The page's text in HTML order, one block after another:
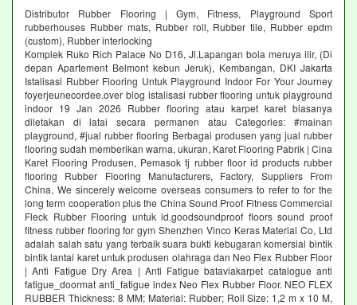
Distributor Rubber Flooring | Gym, Fitness, Playground Sport
rubberhouses Rubber mats, Rubber roll, Rubber tile, Rubber epdm
(custom), Rubber interlocking
Komplek Ruko Rich Palace No D16, Jl.Lapangan bola meruya ilir, (Di
depan Apartement Belmont kebun Jeruk), Kembangan, DKI Jakarta
Istalisasi Rubber Flooring Untuk Playground Indoor For Your Journey
foyerjeunecordee.over blog istalisasi rubber flooring untuk playground
indoor 19 Jan 2026 Rubber flooring atau karpet karet biasanya
diletakan di latai secara permanen atau Categories: #mainan
playground, #jual rubber flooring Berbagai produsen yang jual rubber
flooring sudah memberikan warna, ukuran, Karet Flooring Pabrik | Cina
Karet Flooring Produsen, Pemasok tj rubber floor id products rubber
flooring Rubber Flooring Manufacturers, Factory, Suppliers From
China, We sincerely welcome overseas consumers to refer to for the
long term cooperation plus the China Sound Proof Fitness Commercial
Fleck Rubber Flooring untuk id.goodsoundproof floors sound proof
fitness rubber flooring for gym Shenzhen Vinco Keras Material Co, Ltd
adalah salah satu yang terbaik suara bukti kebugaran komersial bintik
bintik lantai karet untuk produsen olahraga dan Neo Flex Rubber Floor
| Anti Fatigue Dry Area | Anti Fatigue bataviakarpet catalogue anti
fatigue_doormat anti_fatigue index Neo Flex Rubber Floor. NEO FLEX
RUBBER Thickness: 8 MM; Material: Rubber; Roll Size: 1,2 m x 10 M,